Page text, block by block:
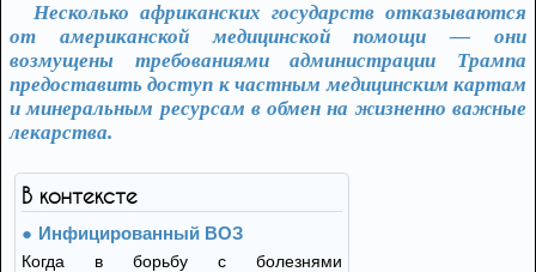
Несколько африканских государств отказываются
от американской медицинской помощи — они
возмущены требованиями администрации Трампа
предоставить доступ к частным медицинским картам
и минеральным ресурсам в обмен на жизненно важные
лекарства.
В контексте
Инфицированный ВОЗ
Когда в борьбу с болезнями